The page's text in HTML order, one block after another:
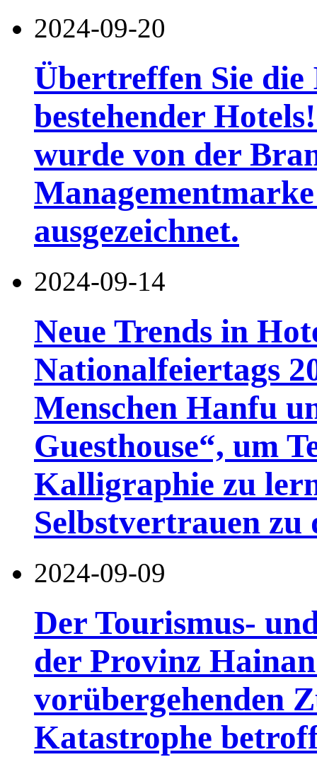
2024-09-20
Übertreffen Sie
bestehender
wurde von der
ausgezeichnet.
2024-09-14
Neue Trends in
Nationalfeiertags
Menschen Hanfu
Guesthouse“, um
Kalligraphie zu
Selbstvertrauen zu
2024-09-09
Der Tourismus-
der Provinz
vorübergehenden
Katastrophe